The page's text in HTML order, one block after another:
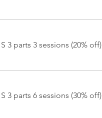
3 parts 3 sessions (20% off)
3 parts 6 sessions (30% off)